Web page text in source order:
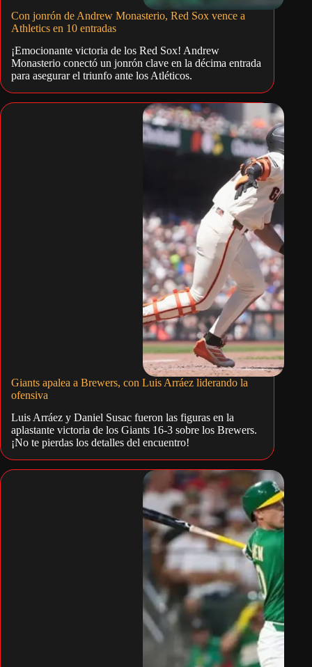
Con jonrón de Andrew Monasterio, Red Sox vence a
Athletics en 10 entradas
¡Emocionante victoria de los Red Sox! Andrew
Monasterio conectó un jonrón clave en la décima entrada
para asegurar el triunfo ante los Atléticos.
Giants apalea a Brewers, con Luis Arráez liderando la
ofensiva
Luis Arráez y Daniel Susac fueron las figuras en la
aplastante victoria de los Giants 16-3 sobre los Brewers.
¡No te pierdas los detalles del encuentro!